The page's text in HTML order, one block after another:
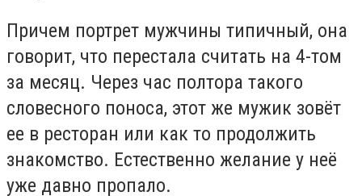
Причем портрет мужчины типичный, она
говорит, что перестала считать на 4-том
за месяц. Через час полтора такого
словесного поноса, этот же мужик зовёт
ее в ресторан или как то продолжить
знакомство. Естественно желание у неё
уже давно пропало.